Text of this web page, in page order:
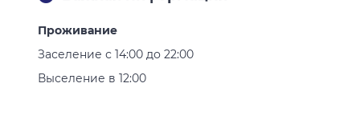
Проживание
Заселение с 14:00 до 22:00
Выселение в 12:00